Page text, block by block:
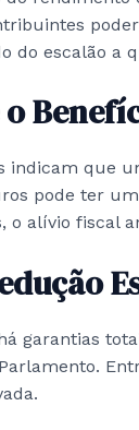
do escalão a
o
indicam que
pode ter
o alívio fiscal
garantias